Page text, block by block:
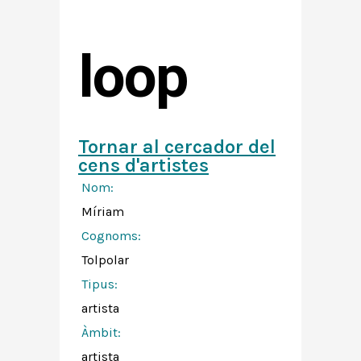
loop
Tornar al cercador del
cens d'artistes
Nom:
Míriam
Cognoms:
Tolpolar
Tipus:
artista
Àmbit:
artista